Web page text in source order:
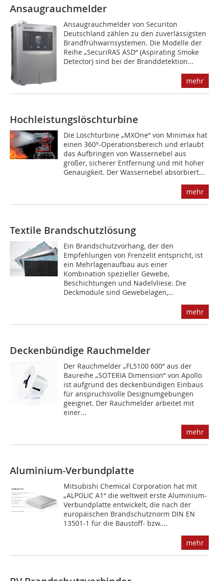
Ansaugrauchmelder
Ansaugrauchmelder von Securiton
Deutschland zählen zu den zuverlässigsten
Brandfrühwarnsystemen. Die Modelle der
Reihe „Securi­RAS ASD“ (Aspirating Smoke
Detector) sind bei der Branddetektion...
mehr
Hochleistungslöschturbine
Die Löschturbine „MXOne“ von Minimax hat
einen 360°-Operationsbereich und erlaubt
das Aufbringen von Wassernebel aus
großer, sicherer Entfernung und mit hoher
Genauigkeit. Der Wassernebel absorbiert...
mehr
Textile Brandschutzlösung
Ein Brandschutzvorhang, der den
Empfehlungen von Frenzelit entspricht, ist
ein Mehrlagenaufbau aus einer
Kombination spezieller Gewebe,
Beschichtungen und Nadelvliese. Die
Deckmodule sind Gewebelagen,...
mehr
Deckenbündige Rauchmelder
Der Rauchmelder „FL5100 600“ aus der
Baureihe „SOTERIA Dimension“ von Apollo
ist aufgrund des deckenbündigen Einbaus
für anspruchsvolle Designumgebungen
geeignet. Der Rauchmelder arbeitet mit
einer...
mehr
Aluminium-Verbundplatte
Mitsubishi Chemical Corporation hat mit
„ALPOLIC A1“ die weltweit erste Aluminium-
Verbundplatte entwickelt, die nach der
europäischen Brandschutznorm DIN EN
13501-1 für die Baustoff- bzw....
mehr